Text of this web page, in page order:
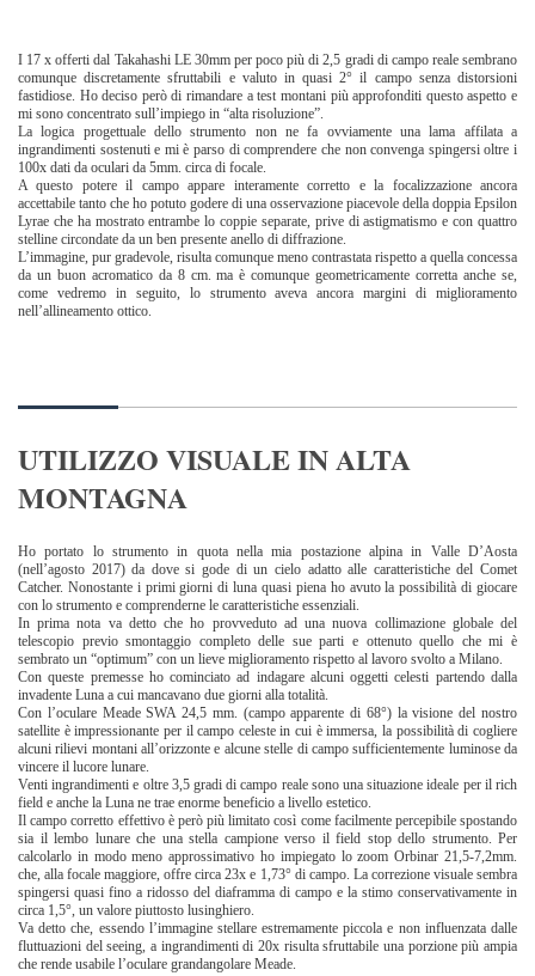
I 17 x offerti dal Takahashi LE 30mm per poco più di 2,5 gradi di campo reale sembrano
comunque discretamente sfruttabili e valuto in quasi 2° il campo senza distorsioni
fastidiose. Ho deciso però di rimandare a test montani più approfonditi questo aspetto e
mi sono concentrato sull’impiego in “alta risoluzione”.
La logica progettuale dello strumento non ne fa ovviamente una lama affilata a
ingrandimenti sostenuti e mi è parso di comprendere che non convenga spingersi oltre i
100x dati da oculari da 5mm. circa di focale.
A questo potere il campo appare interamente corretto e la focalizzazione ancora
accettabile tanto che ho potuto godere di una osservazione piacevole della doppia Epsilon
Lyrae che ha mostrato entrambe lo coppie separate, prive di astigmatismo e con quattro
stelline circondate da un ben presente anello di diffrazione.
L’immagine, pur gradevole, risulta comunque meno contrastata rispetto a quella concessa
da un buon acromatico da 8 cm. ma è comunque geometricamente corretta anche se,
come vedremo in seguito, lo strumento aveva ancora margini di miglioramento
nell’allineamento ottico.
UTILIZZO VISUALE IN ALTA
MONTAGNA
Ho portato lo strumento in quota nella mia postazione alpina in Valle D’Aosta
(nell’agosto 2017) da dove si gode di un cielo adatto alle caratteristiche del Comet
Catcher. Nonostante i primi giorni di luna quasi piena ho avuto la possibilità di giocare
con lo strumento e comprenderne le caratteristiche essenziali.
In prima nota va detto che ho provveduto ad una nuova collimazione globale del
telescopio previo smontaggio completo delle sue parti e ottenuto quello che mi è
sembrato un “optimum” con un lieve miglioramento rispetto al lavoro svolto a Milano.
Con queste premesse ho cominciato ad indagare alcuni oggetti celesti partendo dalla
invadente Luna a cui mancavano due giorni alla totalità.
Con l’oculare Meade SWA 24,5 mm. (campo apparente di 68°) la visione del nostro
satellite è impressionante per il campo celeste in cui è immersa, la possibilità di cogliere
alcuni rilievi montani all’orizzonte e alcune stelle di campo sufficientemente luminose da
vincere il lucore lunare.
Venti ingrandimenti e oltre 3,5 gradi di campo reale sono una situazione ideale per il rich
field e anche la Luna ne trae enorme beneficio a livello estetico.
Il campo corretto effettivo è però più limitato così come facilmente percepibile spostando
sia il lembo lunare che una stella campione verso il field stop dello strumento. Per
calcolarlo in modo meno approssimativo ho impiegato lo zoom Orbinar 21,5-7,2mm.
che, alla focale maggiore, offre circa 23x e 1,73° di campo. La correzione visuale sembra
spingersi quasi fino a ridosso del diaframma di campo e la stimo conservativamente in
circa 1,5°, un valore piuttosto lusinghiero.
Va detto che, essendo l’immagine stellare estremamente piccola e non influenzata dalle
fluttuazioni del seeing, a ingrandimenti di 20x risulta sfruttabile una porzione più ampia
che rende usabile l’oculare grandangolare Meade.